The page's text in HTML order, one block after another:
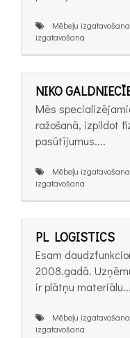
Mēbeļu
izgatavošana
NIKO
Mēs
ražošanā, izpildot
pasūtījumus....
Mēbeļu
izgatavošana
PL LOGISTICS
Esam
2008.gadā.
ir plātņu materiālu...
Mēbeļu
izgatavošana